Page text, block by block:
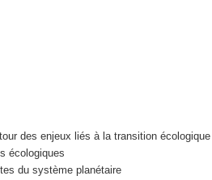
des enjeux liés à la transition écologique
écologiques
du système planétaire